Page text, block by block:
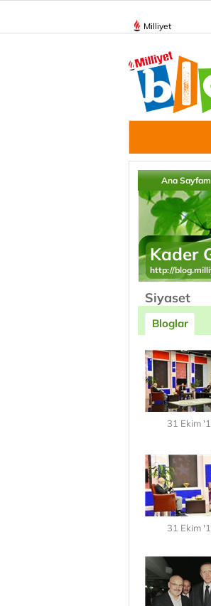
Milliyet
Ana Sayfam
Kader
http://
Siyaset
Bloglar
31 Ekim
31 Ekim